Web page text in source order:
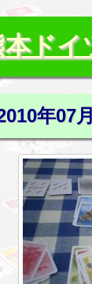
本ドイ
年07